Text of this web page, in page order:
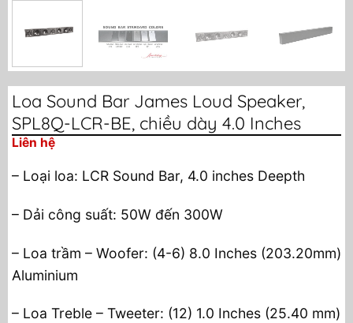
Loa Sound Bar James Loud Speaker,
SPL8Q-LCR-BE, chiều dày 4.0 Inches
Liên hệ
– Loại loa: LCR Sound Bar, 4.0 inches Deepth
– Dải công suất: 50W đến 300W
– Loa trầm – Woofer: (4-6) 8.0 Inches (203.20mm)
Aluminium
– Loa Treble – Tweeter: (12) 1.0 Inches (25.40 mm)